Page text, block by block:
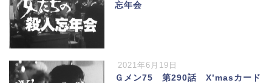
忘年会
2021年6月19日
Ｇメン75 第290話 X’masカード